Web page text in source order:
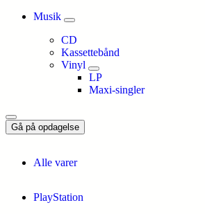
Musik
CD
Kassettebånd
Vinyl
LP
Maxi-singler
Gå på opdagelse
Alle varer
PlayStation